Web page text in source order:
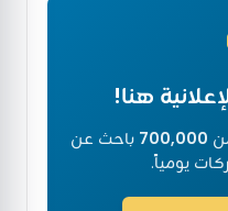
هنا!
700,000 باحث عن
يومياً.